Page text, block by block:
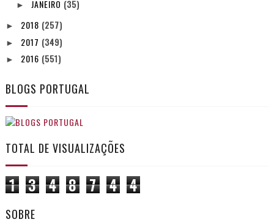
► JANEIRO (35)
► 2018 (257)
► 2017 (349)
► 2016 (551)
BLOGS PORTUGAL
TOTAL DE VISUALIZAÇÕES
1 3 4 8 7 4 4
SOBRE